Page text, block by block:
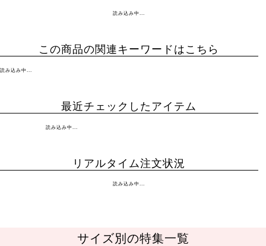
読み込み中...
この商品の関連キーワードはこちら
読み込み中...
最近チェックしたアイテム
読み込み中...
リアルタイム注文状況
読み込み中...
サイズ別の特集一覧